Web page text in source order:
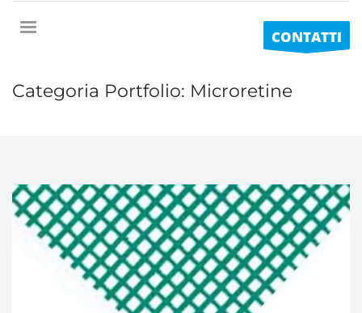
CONTATTI
Categoria Portfolio: Microretine